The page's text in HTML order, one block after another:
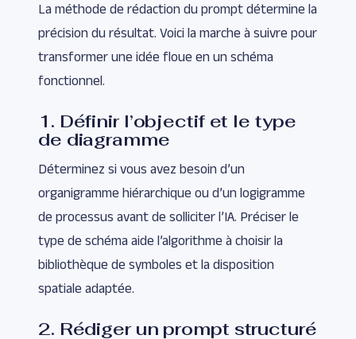
La méthode de rédaction du prompt détermine la
précision du résultat. Voici la marche à suivre pour
transformer une idée floue en un schéma
fonctionnel.
1. Définir l’objectif et le type
de diagramme
Déterminez si vous avez besoin d’un
organigramme hiérarchique ou d’un logigramme
de processus avant de solliciter l’IA. Préciser le
type de schéma aide l’algorithme à choisir la
bibliothèque de symboles et la disposition
spatiale adaptée.
2. Rédiger un prompt structuré